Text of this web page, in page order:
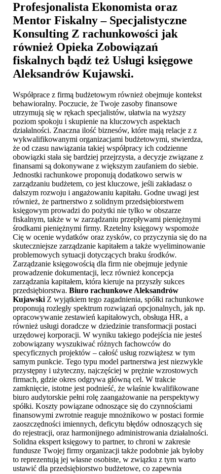
Profesjonalista Ekonomista oraz
Mentor Fiskalny – Specjalistyczne
Konsulting Z rachunkowości jak
również Opieka Zobowiązań
fiskalnych bądź też Usługi księgowe
Aleksandrów Kujawski.
Współprace z firmą budżetowym również obejmuje kontekst
behawioralny. Poczucie, że Twoje zasoby finansowe
utrzymują się w rękach specjalistów, ułatwia na wyższy
poziom spokoju i skupienie na kluczowych aspektach
działalności. Znaczna ilość biznesów, które mają relacje z z
wykwalifikowanymi organizacjami budżetowymi, stwierdza,
że od czasu nawiązania takiej współpracy ich codzienne
obowiązki stała się bardziej przejrzysta, a decyzje związane z
finansami są dokonywane z większym zaufaniem do siebie.
Jednostki rachunkowe proponują dodatkowo serwis w
zarządzaniu budżetem, co jest kluczowe, jeśli zakładasz o
dalszym rozwoju i angażowaniu kapitału. Godne uwagi jest
również, że partnerstwo z solidnym przedsiębiorstwem
księgowym prowadzi do pożytki nie tylko w obszarze
fiskalnym, także w w zarządzaniu przepływami pieniężnymi
środkami pieniężnymi firmy. Rzetelny księgowy wspomoże
Cię w ocenie wydatków oraz zysków, co przyczynia się do na
skuteczniejsze zarządzanie kapitałem a także wyeliminowanie
problemowych sytuacji dotyczących braku środków.
Zarządzanie księgowością dla firm nie obejmuje jedynie
prowadzenie dokumentacji, lecz również koncepcja
zarządzania kapitałem, która kieruje na przyszły sukces
przedsiębiorstwa. Biuro rachunkowe Aleksandrów
Kujawski Z wyjątkiem tego zagadnienia, spółki rachunkowe
proponują rozległy spektrum rozwiązań opcjonalnych, jak np.
opracowywanie zestawień kapitałowych, obsługa HR, a
również usługi doradcze w dziedzinie transformacji postaci
urzędowej korporacji. W wyniku takiego podejścia nie jesteś
zobowiązany wyszukiwać różnych fachowców do
specyficznych projektów – całość usług rozwiążesz w tym
samym punkcie. Tego typu model partnerstwa jest niezwykle
przystępny i użyteczny, najczęściej w prężnie wzrostowych
firmach, gdzie okres odgrywa główną cel. W trakcie
zamknięcie, istotne jest podnieść, że właśnie kwalifikowane
biuro audytorskie pełni rolę zaangażowanie na perspektywy
spółki. Koszty powiązane odnoszące się do czynnościami
finansowymi zwrotnie reaguje mnożnikowo w postaci formie
zaoszczędności imiennych, deficytu błędów odnoszących się
do rejestracji, oraz harmonijnego administrowania działalności.
Solidna ekspert księgowy to partner, to chroni w zakresie
fundusze Twojej firmy organizacji także podobnie jak byłoby
to reprezentują jej własne osobiste, w związku z tym warto
ustawić dla przedsiębiorstwo budżetowe, co zapewnia